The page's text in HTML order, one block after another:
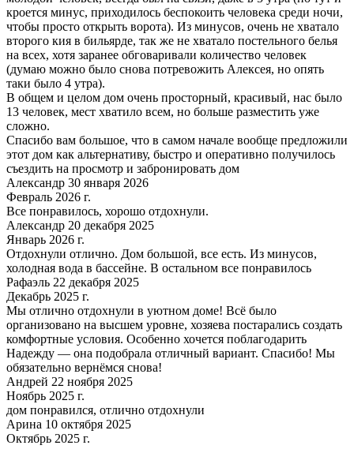
кроется минус, приходилось беспокоить человека среди ночи,
чтобы просто открыть ворота). Из минусов, очень не хватало
второго кия в бильярде, так же не хватало постельного белья
на всех, хотя заранее обговаривали количество человек
(думаю можно было снова потревожить Алексея, но опять
таки было 4 утра).
В общем и целом дом очень просторный, красивый, нас было
13 человек, мест хватило всем, но больше разместить уже
сложно.
Спасибо вам большое, что в самом начале вообще предложили
этот дом как альтернативу, быстро и оперативно получилось
съездить на просмотр и забронировать дом
Александр 30 января 2026
Февраль 2026 г.
Все понравилось, хорошо отдохнули.
Александр 20 декабря 2025
Январь 2026 г.
Отдохнули отлично. Дом большой, все есть. Из минусов,
холодная вода в бассейне. В остальном все понравилось
Рафаэль 22 декабря 2025
Декабрь 2025 г.
Мы отлично отдохнули в уютном доме! Всё было
организовано на высшем уровне, хозяева постарались создать
комфортные условия. Особенно хочется поблагодарить
Надежду — она подобрала отличный вариант. Спасибо! Мы
обязательно вернёмся снова!
Андрей 22 ноября 2025
Ноябрь 2025 г.
дом понравился, отлично отдохнули
Арина 10 октября 2025
Октябрь 2025 г.